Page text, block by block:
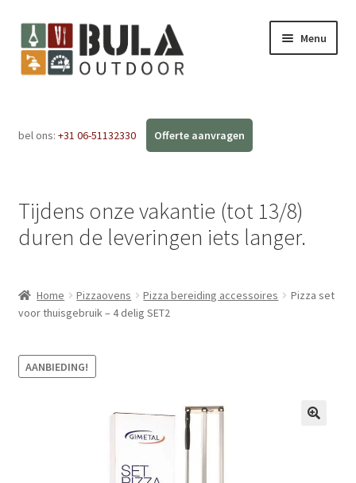
Menu
Webshop
FAQ
Contact
bel ons: +31 06-51132330
Tijdens onze vakantie (tot 13/8)
duren de leveringen iets langer.
Home Pizzaovens Pizza bereiding accessoires
Pizza set
voor thuisgebruik – 4 delig SET2
AANBIEDING!